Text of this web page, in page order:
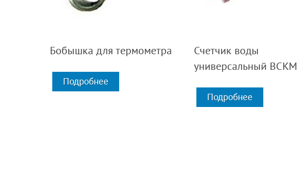
Бобышка для термометра
Подробнее
Счетчик воды
универсальный ВСКМ
Подробнее